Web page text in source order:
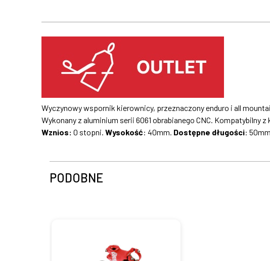
Wyczynowy wspornik kierownicy, przeznaczony enduro i all
Wykonany z aluminium serii 6061 obrabianego CNC.
Wznios: 0 stopni. Wysokość: 40mm. Dostępne długości: 50mm
PODOBNE